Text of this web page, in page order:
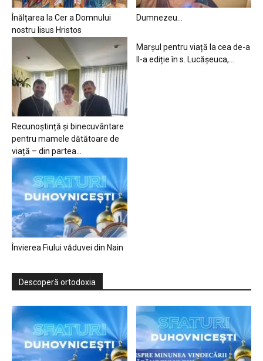
Înălțarea la Cer a Domnului
nostru Iisus Hristos
Dumnezeu…
Recunoștință și binecuvântare
pentru mamele dătătoare de
viață – din partea...
Marșul pentru viață la cea de-a
II-a ediție în s. Lucășeuca,...
Învierea Fiului văduvei din Nain
Descoperă ortodoxia